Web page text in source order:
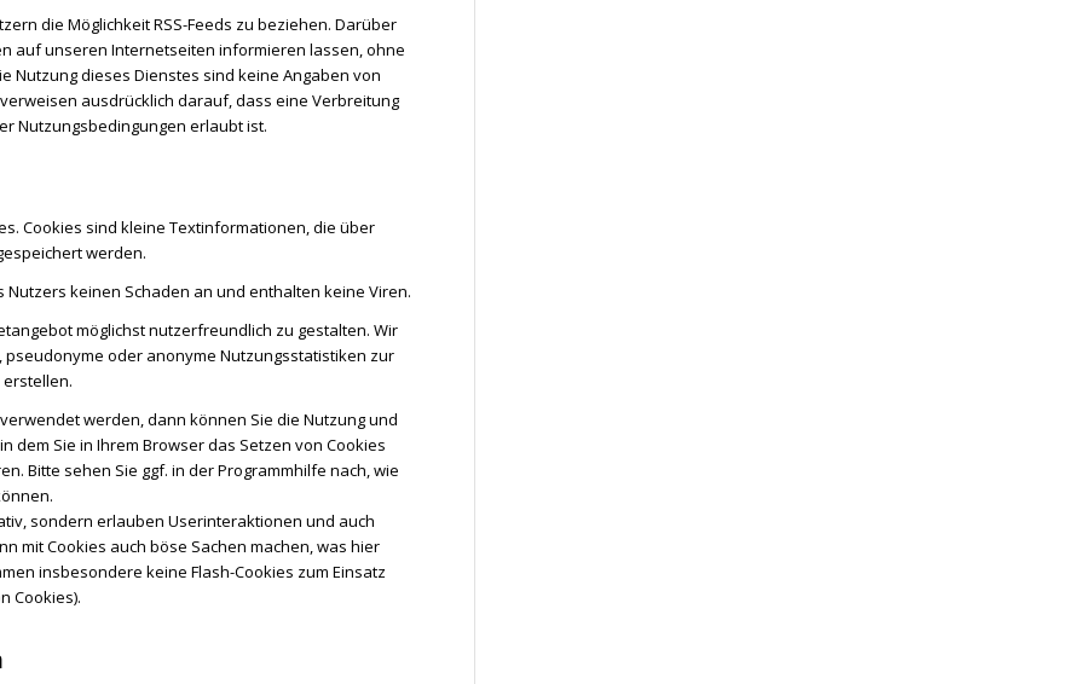
die Möglichkeit RSS-Feeds zu beziehen. Darüber
auf unseren Internetseiten informieren lassen, ohne
Nutzung dieses Dienstes sind keine Angaben von
ausdrücklich darauf, dass eine Verbreitung
Nutzungsbedingungen erlaubt ist.
Cookies sind kleine Textinformationen, die über
werden.
Nutzers keinen Schaden an und enthalten keine Viren.
möglichst nutzerfreundlich zu gestalten. Wir
pseudonyme oder anonyme Nutzungsstatistiken zur
werden, dann können Sie die Nutzung und
dem Sie in Ihrem Browser das Setzen von Cookies
Bitte sehen Sie ggf. in der Programmhilfe nach, wie
sondern erlauben Userinteraktionen und auch
mit Cookies auch böse Sachen machen, was hier
insbesondere keine Flash-Cookies zum Einsatz
Cookies).